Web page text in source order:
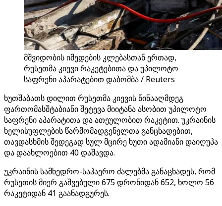
მშვიდობის იმედების კლებასთან ერთად,
რუსეთმა კიევი რაკეტებითა და უპილოტო
საფრენი აპარატებით დაბომბა / Reuters
ხუთშაბათს დილით რუსეთმა კიევის წინააღმდეგ
ფართომასშტაბიანი შეტევა მიიტანა ასობით უპილოტო
საფრენი აპარატითა და ათეულობით რაკეტით. უკრაინის
ხელისუფლების წარმომადგენელთა განცხადებით,
თავდასხმის შედეგად სულ მცირე ხუთი ადამიანი დაიღუპა
და დაახლოებით 40 დაშავდა.
უკრაინის სამხედრო-საჰაერო ძალებმა განაცხადეს, რომ
რუსეთის მიერ გაშვებული 675 დრონიდან 652, ხოლო 56
რაკეტიდან 41 გაანადგურეს.